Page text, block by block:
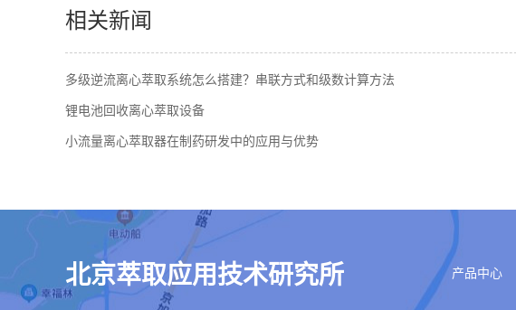
相关新闻
多级逆流离心萃取系统怎么搭建？串联方式和级数计算方法
锂电池回收离心萃取设备
小流量离心萃取器在制药研发中的应用与优势
北京萃取应用技术研究所 产品中心